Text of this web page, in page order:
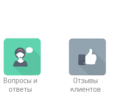
Вопросы и
ответы
Отзывы
клиентов